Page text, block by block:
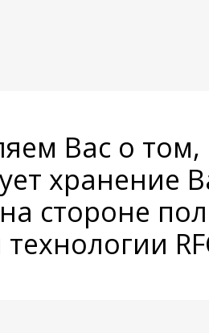
Вас о
хранение
стороне